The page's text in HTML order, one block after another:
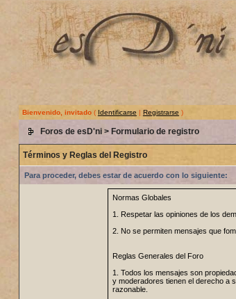
Bienvenido, invitado( Identificarse | Registrarse )
Foros de esD'ni> Formulario de registro
Términos y Reglas del Registro
Para proceder, debes estar de acuerdo con lo siguiente:
Normas Globales
1. Respetar las opiniones de los
2. No se permiten mensajes que
Reglas Generales del Foro
1. Todos los mensajes son
y moderadores tienen el derecho a
razonable.